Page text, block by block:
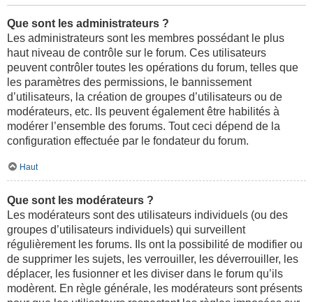
Que sont les administrateurs ?
Les administrateurs sont les membres possédant le plus
haut niveau de contrôle sur le forum. Ces utilisateurs
peuvent contrôler toutes les opérations du forum, telles que
les paramètres des permissions, le bannissement
d’utilisateurs, la création de groupes d’utilisateurs ou de
modérateurs, etc. Ils peuvent également être habilités à
modérer l’ensemble des forums. Tout ceci dépend de la
configuration effectuée par le fondateur du forum.
Haut
Que sont les modérateurs ?
Les modérateurs sont des utilisateurs individuels (ou des
groupes d’utilisateurs individuels) qui surveillent
régulièrement les forums. Ils ont la possibilité de modifier ou
de supprimer les sujets, les verrouiller, les déverrouiller, les
déplacer, les fusionner et les diviser dans le forum qu’ils
modèrent. En règle générale, les modérateurs sont présents